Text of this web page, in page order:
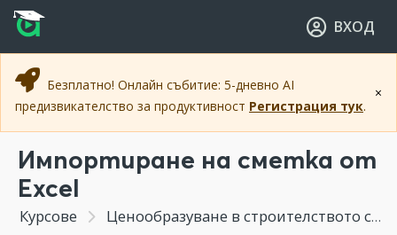
Прескочи към основното съдържание
Прескочи към навигацията
ВХОД
×
Безплатно! Онлайн събитие: 5-дневно AI
предизвикателство за продуктивност Регистрация тук.
Импортиране на сметка от
Excel
Курсове Ценообразуване в строителството с Project Estimator